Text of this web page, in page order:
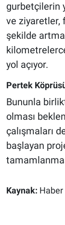
gurbetçilerin
ve ziyaretler,
şekilde
yol açıyor.
Pertek
Bununla
olması
çalışmaları
başlayan
Kaynak: